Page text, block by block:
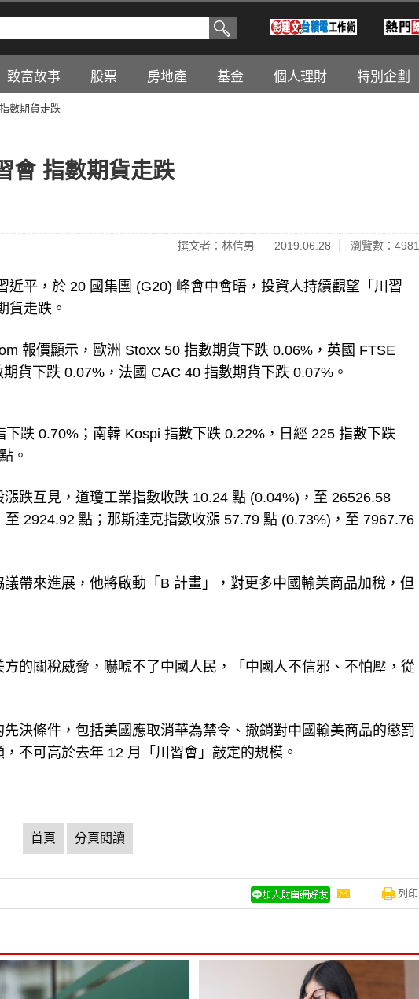
致富故事 股票 房地產 基金 個人理財 特別企劃
數期貨走跌
會 指數期貨走跌
撰文者：林信男 2019.06.28 瀏覽數：4981
近平，於 20 國集團 (G20) 峰會中會晤，投資人持續觀望「川習
貨走跌。
報價顯示，歐洲 Stoxx 50 指數期貨下跌 0.06%，英國 FTSE
貨下跌 0.07%，法國 CAC 40 指數期貨下跌 0.07%。
跌 0.70%；南韓 Kospi 指數下跌 0.22%，日經 225 指數下跌
。
跌互見，道瓊工業指數收跌 10.24 點 (0.04%)，至 26526.58
2924.92 點；那斯達克指數收漲 57.79 點 (0.73%)，至 7967.76
帶來進展，他將啟動「B 計畫」，對更多中國輸美商品加稅，但
的關稅威脅，嚇唬不了中國人民，「中國人不信邪、不怕壓，從
決條件，包括美國應取消華為禁令、撤銷對中國輸美商品的懲罰
不可高於去年 12 月「川習會」敲定的規模。
首頁 分頁閱讀
列印